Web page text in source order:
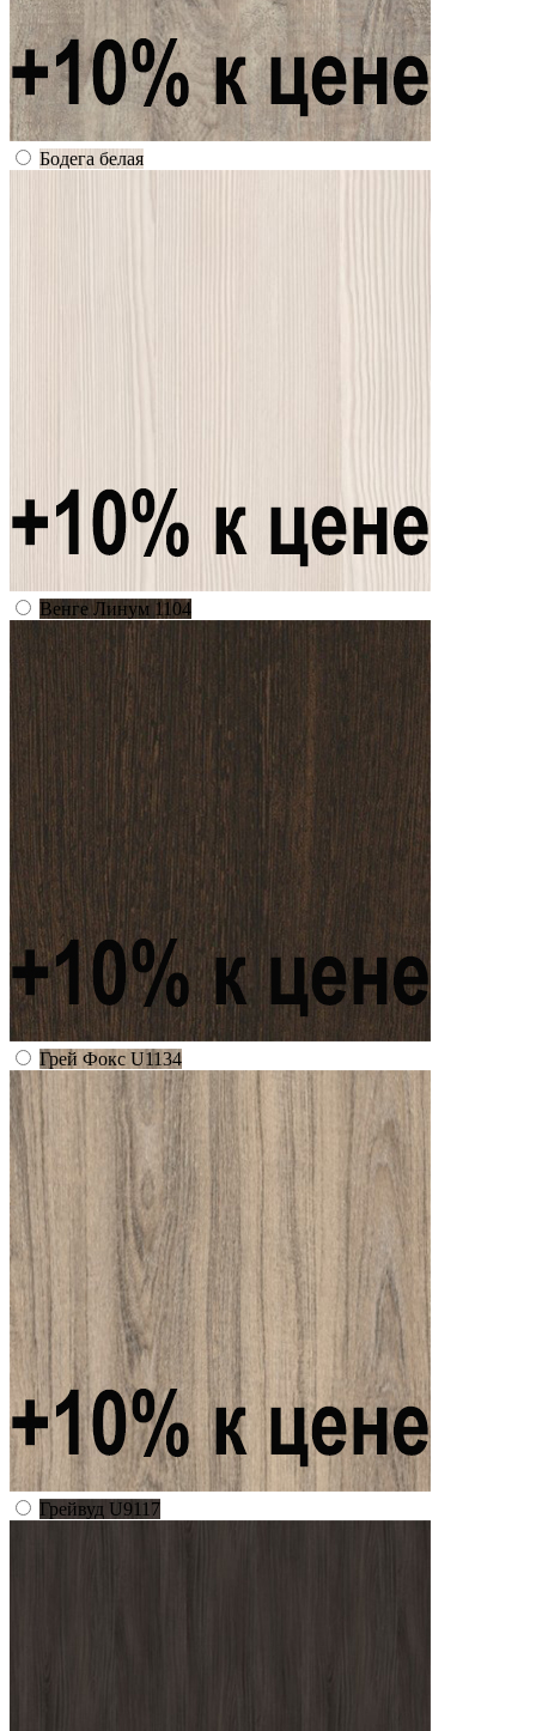
Бодега белая
Венге Линум 1104
Грей Фокс U1134
Грейвуд U9117